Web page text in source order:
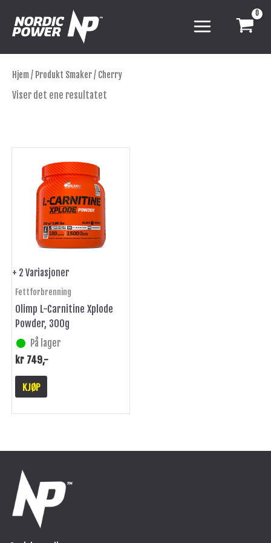
rett
Hjem/ Produkt Smaker / Cherry
Viser det ene resultatet
+ 2 Variasjoner
Fettforbrenning
Olimp L-Carnitine Xplode
Powder, 300g
På lager
kr 749,-
KJØP
produktet
har
flere
varianter.
Alternativene
kan
på
produktsiden